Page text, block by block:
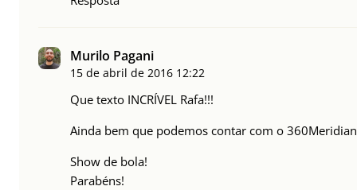
Murilo Pagani
15 de abril de 2016 12:22
Que texto INCRÍVEL Rafa!!!
Ainda bem que podemos contar com o
Show de bola!
Parabéns!